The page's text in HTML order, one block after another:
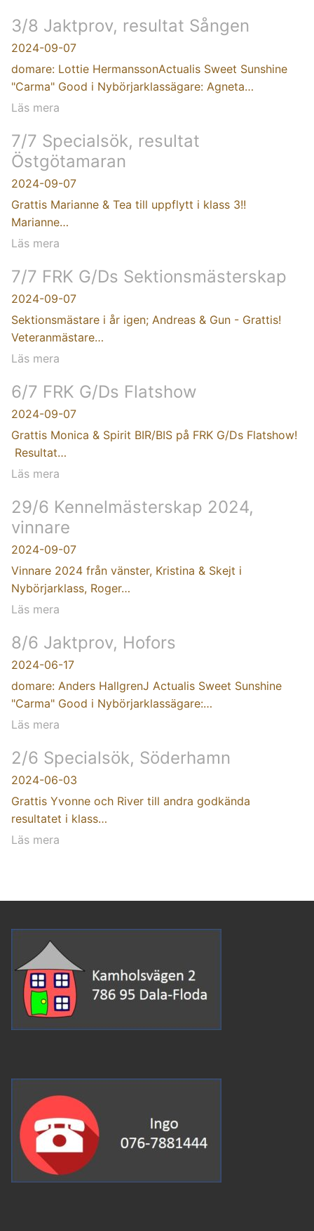
3/8 Jaktprov, resultat Sången
2024-09-07
domare: Lottie HermanssonActualis Sweet Sunshine
"Carma" Good i Nybörjarklassägare: Agneta…
Läs mera
7/7 Specialsök, resultat
Östgötamaran
2024-09-07
Grattis Marianne & Tea till uppflytt i klass 3!!
Marianne…
Läs mera
7/7 FRK G/Ds Sektionsmästerskap
2024-09-07
Sektionsmästare i år igen; Andreas & Gun - Grattis!
Veteranmästare…
Läs mera
6/7 FRK G/Ds Flatshow
2024-09-07
Grattis Monica & Spirit BIR/BIS på FRK G/Ds Flatshow!
Resultat…
Läs mera
29/6 Kennelmästerskap 2024,
vinnare
2024-09-07
Vinnare 2024 från vänster, Kristina & Skejt i
Nybörjarklass, Roger…
Läs mera
8/6 Jaktprov, Hofors
2024-06-17
domare: Anders HallgrenJ Actualis Sweet Sunshine
"Carma" Good i Nybörjarklassägare:…
Läs mera
2/6 Specialsök, Söderhamn
2024-06-03
Grattis Yvonne och River till andra godkända
resultatet i klass…
Läs mera